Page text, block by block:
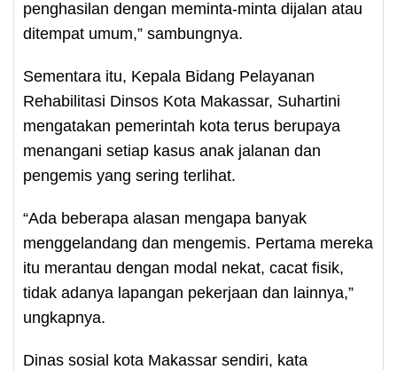
penghasilan dengan meminta-minta dijalan atau
ditempat umum,” sambungnya.
Sementara itu, Kepala Bidang Pelayanan
Rehabilitasi Dinsos Kota Makassar, Suhartini
mengatakan pemerintah kota terus berupaya
menangani setiap kasus anak jalanan dan
pengemis yang sering terlihat.
“Ada beberapa alasan mengapa banyak
menggelandang dan mengemis. Pertama mereka
itu merantau dengan modal nekat, cacat fisik,
tidak adanya lapangan pekerjaan dan lainnya,”
ungkapnya.
Dinas sosial kota Makassar sendiri, kata